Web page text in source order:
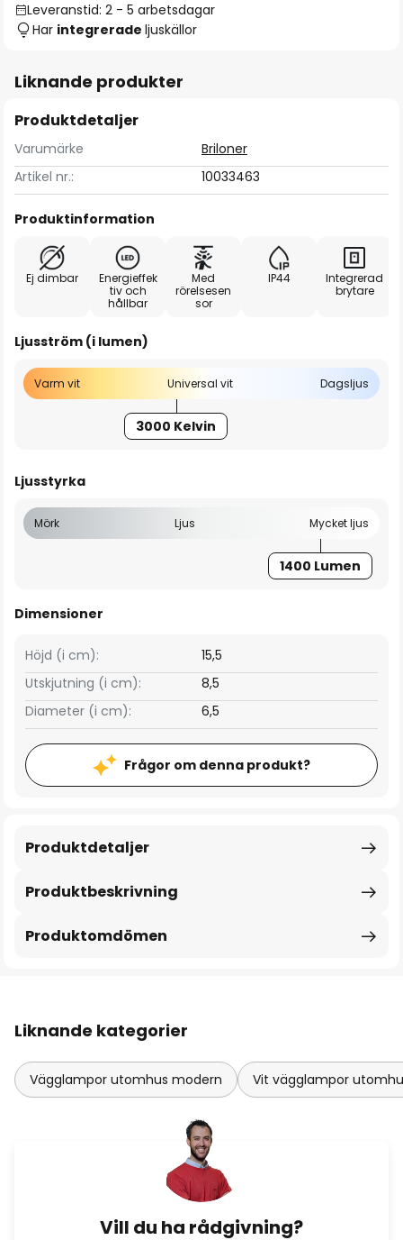
Leveranstid: 2 - 5 arbetsdagar
Har integrerade ljuskällor
Liknande produkter
Produktdetaljer
Varumärke
Briloner
Artikel nr.:
10033463
Produktinformation
Ej dimbar
Energieffek
tiv och
hållbar
Med
rörelsesen
sor
IP44
Integrerad
brytare
Ljusström (i lumen)
Varm vit Universal vit Dagsljus
3000 Kelvin
Ljusstyrka
Mörk Ljus Mycket ljus
1400 Lumen
Dimensioner
Höjd (i cm):
15,5
Utskjutning (i cm):
8,5
Diameter (i cm):
6,5
Frågor om denna produkt?
Produktbeskrivning
Produktdetaljer
Produktomdömen
Liknande kategorier
Vägglampor utomhus modern Vit vägglampor
Vill du ha rådgivning?